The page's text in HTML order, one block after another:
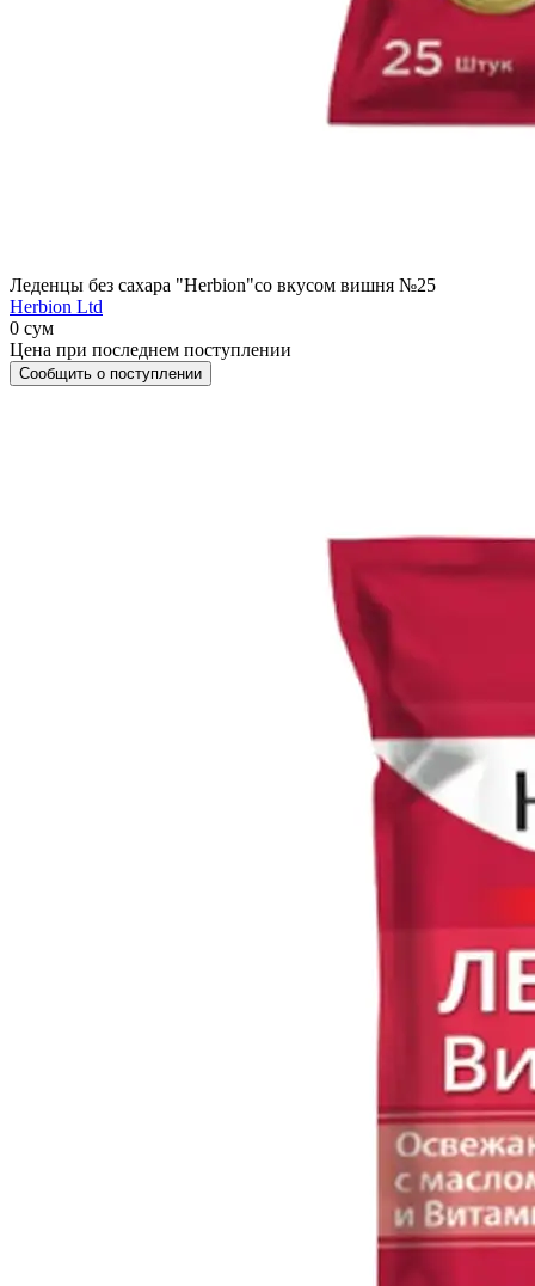
Леденцы без сахара "Herbion"со вкусом вишня №25
Herbion Ltd
0 сум
Цена при последнем поступлении
Сообщить о поступлении